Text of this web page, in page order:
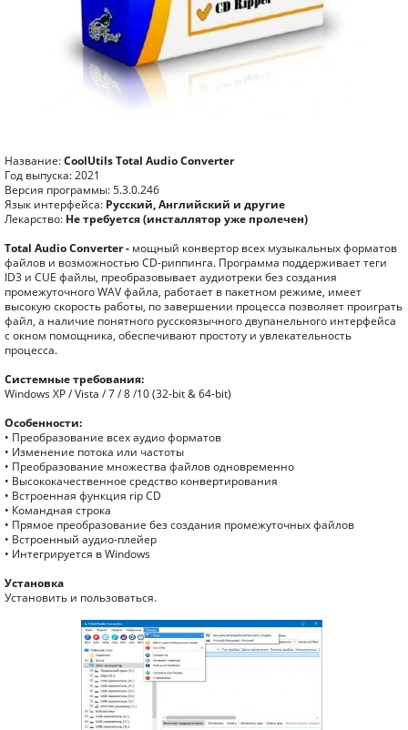
Название:CoolUtils Total Audio Converter
Год выпуска: 2021
Версия программы: 5.3.0.246
Язык интерфейса: Русский, Английский и другие
Лекарство: Не требуется (инсталлятор уже пролечен)
Total Audio Converter - мощный конвертор всех музыкальных форматов
файлов и возможностью CD-риппинга. Программа поддерживает теги
ID3 и CUE файлы, преобразовывает аудиотреки без создания
промежуточного WAV файла, работает в пакетном режиме, имеет
высокую скорость работы, по завершении процесса позволяет проиграть
файл, а наличие понятного русскоязычного двупанельного интерфейса
с окном помощника, обеспечивают простоту и увлекательность
процесса.
Системные требования:
Windows XP / Vista / 7 / 8 /10 (32-bit & 64-bit)
Особенности:
• Преобразование всех аудио форматов
• Изменение потока или частоты
• Преобразование множества файлов одновременно
• Высококачественное средство конвертирования
• Встроенная функция rip CD
• Командная строка
• Прямое преобразование без создания промежуточных файлов
• Встроенный аудио-плейер
• Интегрируется в Windows
Установка
Установить и пользоваться.